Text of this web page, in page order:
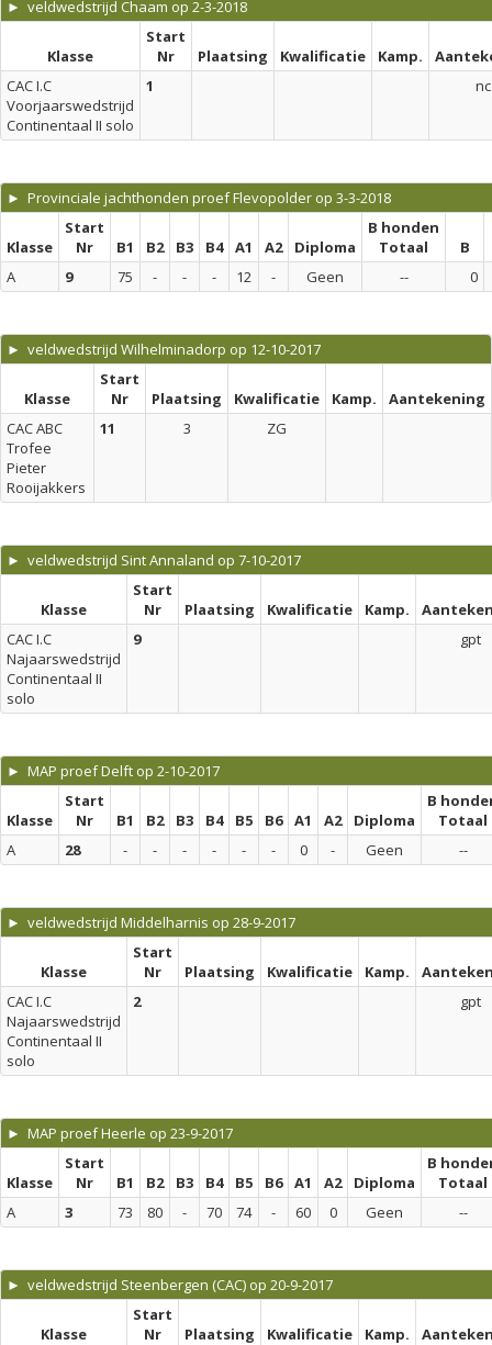
► veldwedstrijd Chaam op 2-3-2018
Klasse
Start
Nr
Plaatsing Kwalificatie Kamp.
CAC I.C
Voorjaarswedstrijd
Continentaal II solo
1 nc
► Provinciale jachthonden proef Flevopolder op 3-3-2018
Klasse
Start
Nr
B1 B2 B3 B4 A1 A2 Diploma
B honden
Totaal
B
A
9 75 - - - 12 - Geen -- 0
► veldwedstrijd Wilhelminadorp op 12-10-2017
Klasse
Start
Nr
Plaatsing Kwalificatie Kamp.
Aantekening
CAC ABC
Trofee
Pieter
Rooijakkers
11 3 ZG
► veldwedstrijd Sint Annaland op 7-10-2017
Klasse
Start
Nr
Plaatsing Kwalificatie Kamp.
CAC I.C
Najaarswedstrijd
Continentaal II
solo
9 gpt
► MAP proef Delft op 2-10-2017
Klasse
Start
Nr
B1 B2 B3 B4 B5 B6 A1 A2 Diploma
B
Totaal
A
28 - - - - - - 0 - Geen --
► veldwedstrijd Middelharnis op 28-9-2017
Klasse
Start
Nr
Plaatsing Kwalificatie Kamp.
CAC I.C
Najaarswedstrijd
Continentaal II
solo
2 gpt
► MAP proef Heerle op 23-9-2017
Klasse
Start
Nr
B1 B2 B3 B4 B5 B6 A1 A2 Diploma
B
Totaal
A
3 73 80 - 70 74 - 60 0 Geen --
► veldwedstrijd Steenbergen (CAC) op 20-9-2017
Klasse
Start
Nr
Plaatsing Kwalificatie Kamp.